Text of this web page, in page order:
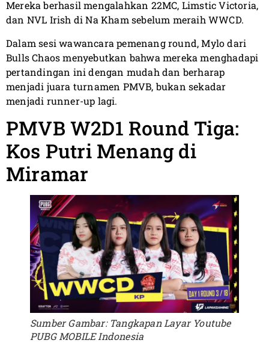
Mereka berhasil mengalahkan 22MC, Limstic Victoria,
dan NVL Irish di Na Kham sebelum meraih WWCD.
Dalam sesi wawancara pemenang round, Mylo dari
Bulls Chaos menyebutkan bahwa mereka menghadapi
pertandingan ini dengan mudah dan berharap
menjadi juara turnamen PMVB, bukan sekadar
menjadi runner-up lagi.
PMVB W2D1 Round Tiga:
Kos Putri Menang di
Miramar
Sumber Gambar: Tangkapan Layar Youtube
PUBG MOBILE Indonesia